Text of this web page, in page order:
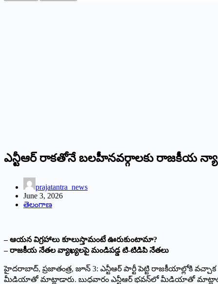
ఎన్టీఆర్‌ ‌రాకతోనే బలహీనవర్గాలకు రాజకీయ
prajatantra_news
June 3, 2026
తెలంగాణ
– ఆయ‌న‌ విగ్రహాలు కూలుస్తామంటే ఊరుకుంటామా?
– రాజకీయ నేతల వ్యాఖ్యలపై మండిపడ్డ టి-టిడిపి నేతలు
హైదరాబాద్‌, ‌ప్రజాతంత్ర, జూన్‌ 3: ఎన్టీఆర్‌ ‌పార్టీ పెట్టి రాజకీయాల్లోకి
మీడియాతో మాట్లాడారు. బుధవారం ఎన్టీఆర్‌ ‌భవన్‌లో మీడియాతో మాట్లాడుతూ..